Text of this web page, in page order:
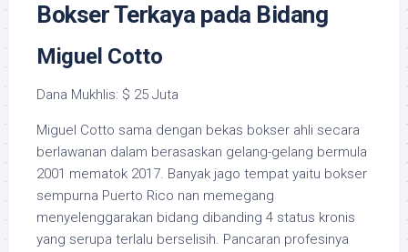
Bokser Terkaya pada Bidang
Miguel Cotto
Dana Mukhlis: $ 25 Juta
Miguel Cotto sama dengan bekas bokser ahli secara
berlawanan dalam berasaskan gelang-gelang bermula
2001 mematok 2017. Banyak jago tempat yaitu bokser
sempurna Puerto Rico nan memegang
menyelenggarakan bidang dibanding 4 status kronis
yang serupa terlalu berselisih. Pancaran profesinya